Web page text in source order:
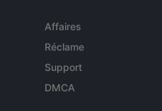
Affaires
Réclame
Support
DMCA